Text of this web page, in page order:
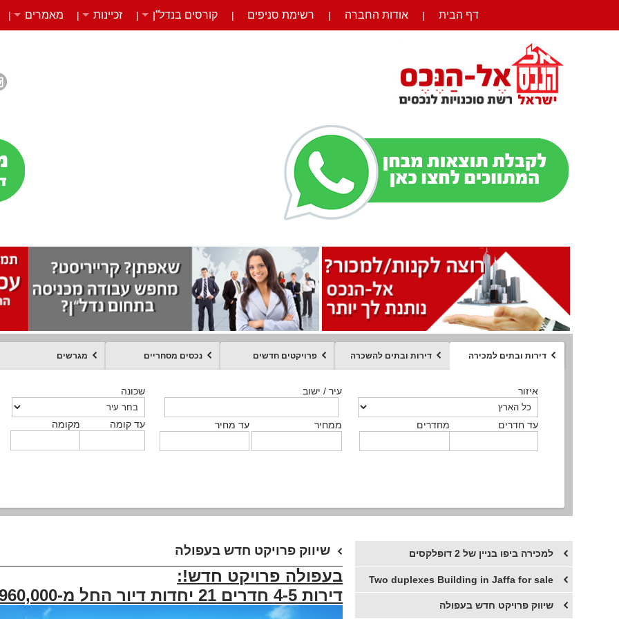
דף הבית | אודות החברה | רשימת סניפים | קורסים בנדל”ן | זכיינות | מאמרים |
דירות ובתים למכירה דירות ובתים להשכרה פרויקטים חדשים נכסים מסחריים מגרשים
איזור
מחדרים עד חדרים
עיר / ישוב
ממחיר עד מחיר
שכונה
מקומה עד קומה
איזור
מחדרים עד חדרים
עיר / ישוב
ממחיר עד מחיר
שכונה
מקומה עד קומה
איזור
מחדרים עד חדרים
עיר / ישוב
ממחיר עד מחיר
שכונה
מקומה עד קומה
איזור
סוג הנכס
עיר / ישוב
ממחיר עד מחיר
שכונה
מקומה עד קומה
סוג הנכס ממחיר מקומה איזור
מחדרים עד חדרים
עיר / ישוב
מקומה עד קומה
שכונה
טקסט חופשי
איזור
סוג הנכס
עיר / ישוב
ממחיר עד מחיר
שכונה
מקומה עד קומה
שיווק פרויקט חדש בעפולה
בעפולה פרויקט חדש!:
דירות 4-5 חדרים 21 יחדות דיור החל מ-960,000 ש"ח
למכירה ביפו בניין של 2 דופלקסים
Two duplexes Building in Jaffa for sale
שיווק פרויקט חדש בעפולה